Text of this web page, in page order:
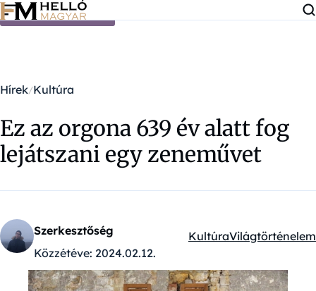
Ugrás a tartalomra
Hírek Kultúra
Ez az orgona 639 év alatt fog
lejátszani egy zeneművet
Szerkesztőség
Közzétéve: 2024.02.12.
Kategóriák:
KultúraVilágtörténelem